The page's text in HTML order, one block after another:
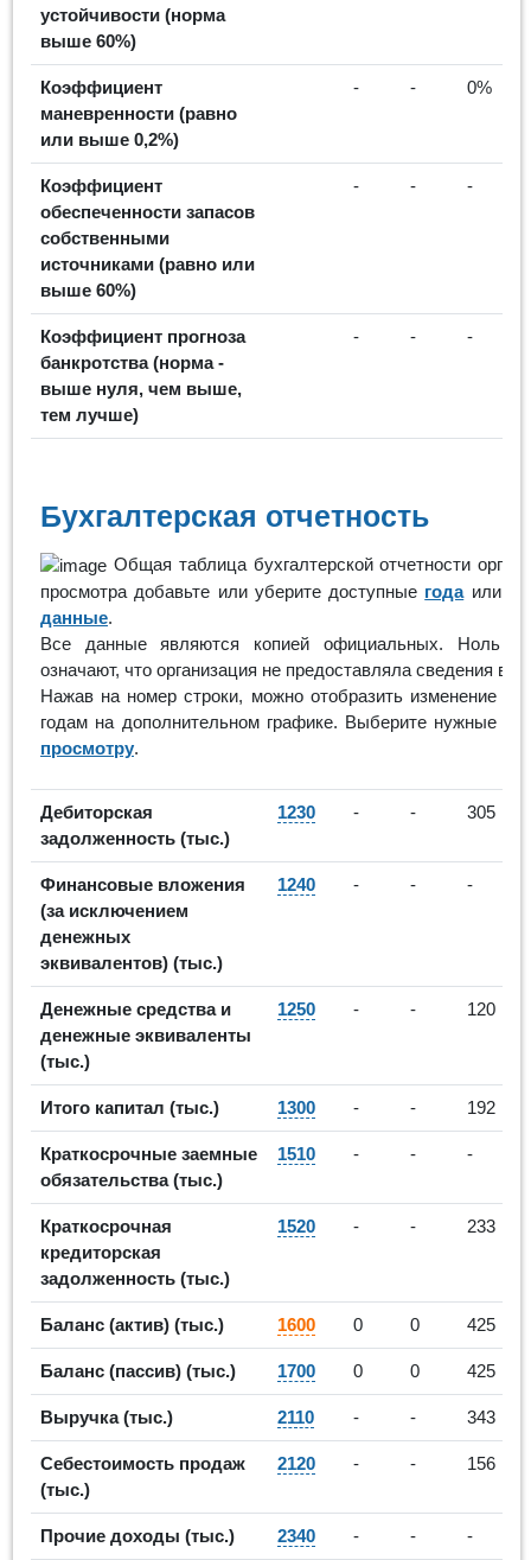
устойчивости (норма
выше 60%)
Коэффициент
маневренности (равно
или выше 0,2%)
- - 0%
Коэффициент
обеспеченности запасов
собственными
источниками (равно или
выше 60%)
- - -
Коэффициент прогноза
банкротства (норма -
выше нуля, чем выше,
тем лучше)
- - -
Бухгалтерская отчетность
Общая таблица бухгалтерской отчетности
просмотра добавьте или уберите доступные годаили
данные.
Все данные являются копией официальных. Ноль
означают, что организация не предоставляла сведения в
Нажав на номер строки, можно отобразить изменение
годам на дополнительном графике. Выберите нужные и
просмотру.
Дебиторская
задолженность (тыс.)
1230 - - 305
Финансовые вложения
(за исключением
денежных
эквивалентов) (тыс.)
1240 - - -
Денежные средства и
денежные эквиваленты
(тыс.)
1250 - - 120
Итого капитал (тыс.) 1300 - - 192
Краткосрочные заемные
обязательства (тыс.)
1510 - - -
Краткосрочная
кредиторская
задолженность (тыс.)
1520 - - 233
Баланс (актив) (тыс.) 1600 0 0 425
Баланс (пассив) (тыс.) 1700 0 0 425
Выручка (тыс.) 2110 - - 343
Себестоимость продаж
(тыс.)
2120 - - 156
Прочие доходы (тыс.) 2340 - - -